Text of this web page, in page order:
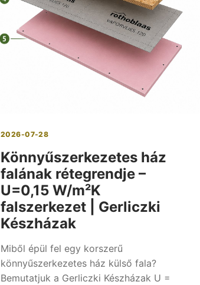
2026-07-28
Könnyűszerkezetes ház
falának rétegrendje –
U=0,15 W/m²K
falszerkezet | Gerliczki
Készházak
Miből épül fel egy korszerű
könnyűszerkezetes ház külső fala?
Bemutatjuk a Gerliczki Készházak U =